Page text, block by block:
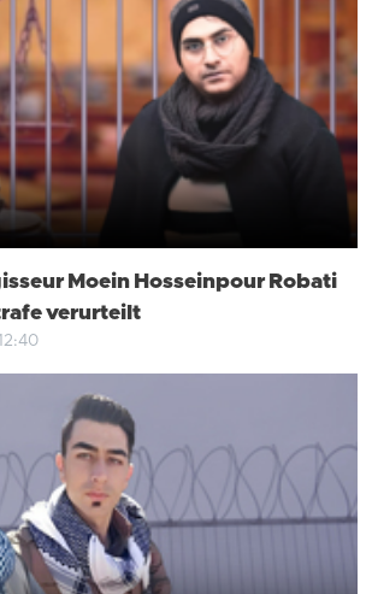
Moein Hosseinpour Robati
verurteilt